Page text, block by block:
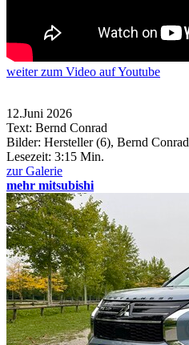
weiterzum Video auf Youtube
12.Juni 2026
Text: Bernd Conrad
Bilder: Hersteller (6), Bernd Conrad
Lesezeit: 3:15 Min.
zur Galerie
mehr mitsubishi